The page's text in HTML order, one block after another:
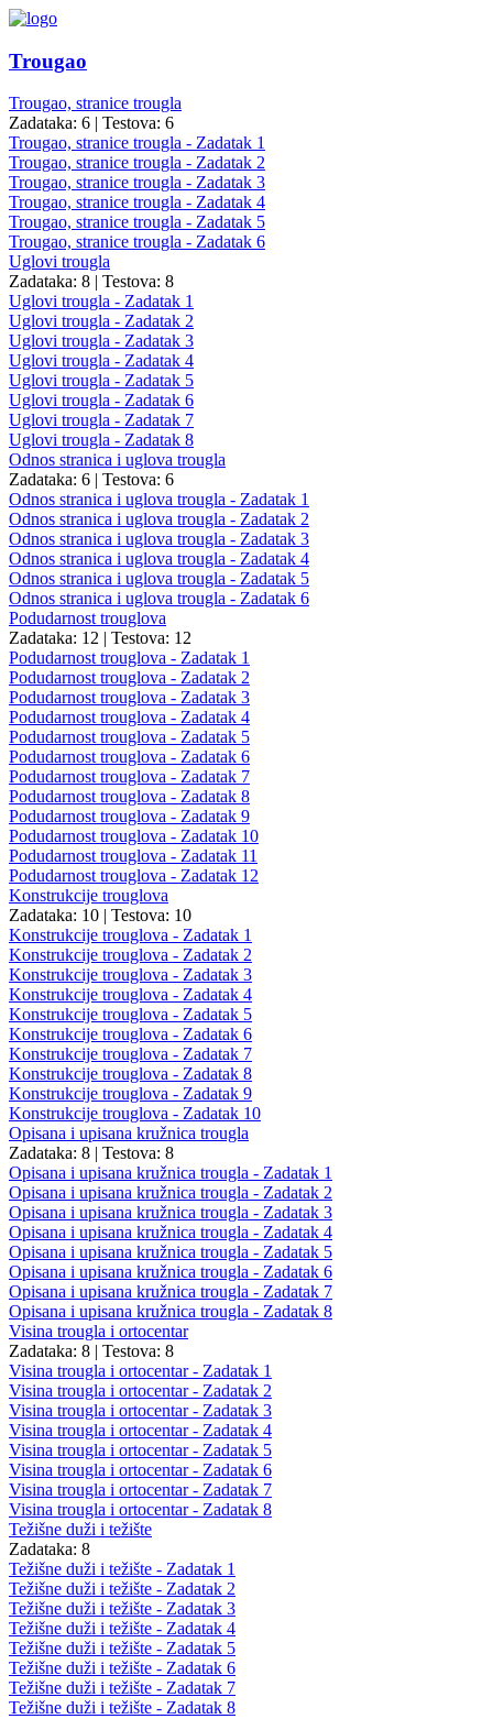
Trougao
Trougao, stranice trougla
Zadataka: 6 | Testova: 6
Trougao, stranice trougla - Zadatak 1
Trougao, stranice trougla - Zadatak 2
Trougao, stranice trougla - Zadatak 3
Trougao, stranice trougla - Zadatak 4
Trougao, stranice trougla - Zadatak 5
Trougao, stranice trougla - Zadatak 6
Uglovi trougla
Zadataka: 8 | Testova: 8
Uglovi trougla - Zadatak 1
Uglovi trougla - Zadatak 2
Uglovi trougla - Zadatak 3
Uglovi trougla - Zadatak 4
Uglovi trougla - Zadatak 5
Uglovi trougla - Zadatak 6
Uglovi trougla - Zadatak 7
Uglovi trougla - Zadatak 8
Odnos stranica i uglova trougla
Zadataka: 6 | Testova: 6
Odnos stranica i uglova trougla - Zadatak 1
Odnos stranica i uglova trougla - Zadatak 2
Odnos stranica i uglova trougla - Zadatak 3
Odnos stranica i uglova trougla - Zadatak 4
Odnos stranica i uglova trougla - Zadatak 5
Odnos stranica i uglova trougla - Zadatak 6
Podudarnost trouglova
Zadataka: 12 | Testova: 12
Podudarnost trouglova - Zadatak 1
Podudarnost trouglova - Zadatak 2
Podudarnost trouglova - Zadatak 3
Podudarnost trouglova - Zadatak 4
Podudarnost trouglova - Zadatak 5
Podudarnost trouglova - Zadatak 6
Podudarnost trouglova - Zadatak 7
Podudarnost trouglova - Zadatak 8
Podudarnost trouglova - Zadatak 9
Podudarnost trouglova - Zadatak 10
Podudarnost trouglova - Zadatak 11
Podudarnost trouglova - Zadatak 12
Konstrukcije trouglova
Zadataka: 10 | Testova: 10
Konstrukcije trouglova - Zadatak 1
Konstrukcije trouglova - Zadatak 2
Konstrukcije trouglova - Zadatak 3
Konstrukcije trouglova - Zadatak 4
Konstrukcije trouglova - Zadatak 5
Konstrukcije trouglova - Zadatak 6
Konstrukcije trouglova - Zadatak 7
Konstrukcije trouglova - Zadatak 8
Konstrukcije trouglova - Zadatak 9
Konstrukcije trouglova - Zadatak 10
Opisana i upisana kružnica trougla
Zadataka: 8 | Testova: 8
Opisana i upisana kružnica trougla - Zadatak 1
Opisana i upisana kružnica trougla - Zadatak 2
Opisana i upisana kružnica trougla - Zadatak 3
Opisana i upisana kružnica trougla - Zadatak 4
Opisana i upisana kružnica trougla - Zadatak 5
Opisana i upisana kružnica trougla - Zadatak 6
Opisana i upisana kružnica trougla - Zadatak 7
Opisana i upisana kružnica trougla - Zadatak 8
Visina trougla i ortocentar
Zadataka: 8 | Testova: 8
Visina trougla i ortocentar - Zadatak 1
Visina trougla i ortocentar - Zadatak 2
Visina trougla i ortocentar - Zadatak 3
Visina trougla i ortocentar - Zadatak 4
Visina trougla i ortocentar - Zadatak 5
Visina trougla i ortocentar - Zadatak 6
Visina trougla i ortocentar - Zadatak 7
Visina trougla i ortocentar - Zadatak 8
Težišne duži i težište
Zadataka: 8
Težišne duži i težište - Zadatak 1
Težišne duži i težište - Zadatak 2
Težišne duži i težište - Zadatak 3
Težišne duži i težište - Zadatak 4
Težišne duži i težište - Zadatak 5
Težišne duži i težište - Zadatak 6
Težišne duži i težište - Zadatak 7
Težišne duži i težište - Zadatak 8